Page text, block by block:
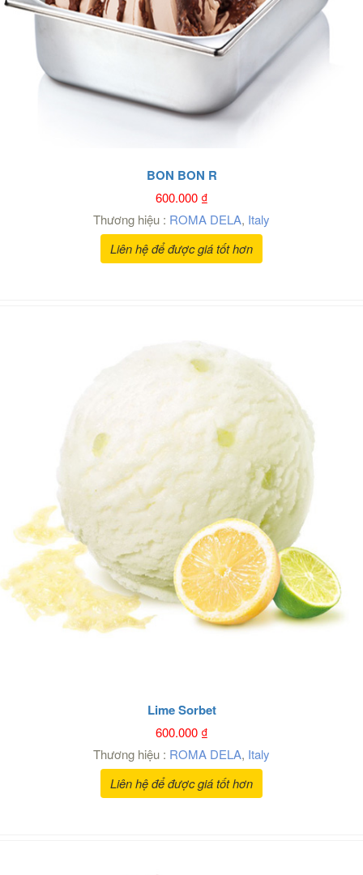
BON BON R
600.000₫
Thương hiệu : ROMA DELA, Italy
Liên hệ để được giá tốt hơn
Lime Sorbet
600.000₫
Thương hiệu : ROMA DELA, Italy
Liên hệ để được giá tốt hơn